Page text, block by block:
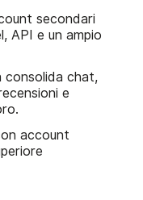
secondari
API e un ampio
consolida chat,
e
account